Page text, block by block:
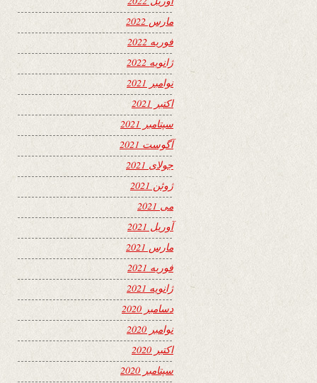
مارس 2022
فوریه 2022
ژانویه 2022
نوامبر 2021
اکتبر 2021
سپتامبر 2021
آگوست 2021
جولای 2021
ژوئن 2021
می 2021
آوریل 2021
مارس 2021
فوریه 2021
ژانویه 2021
دسامبر 2020
نوامبر 2020
اکتبر 2020
سپتامبر 2020